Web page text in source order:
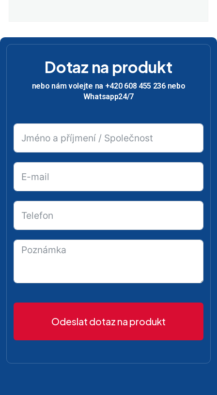
Dotaz na produkt
nebo nám volejte na +420 608 455 236 nebo
Whatsapp24/7
Odeslat dotaz na produkt